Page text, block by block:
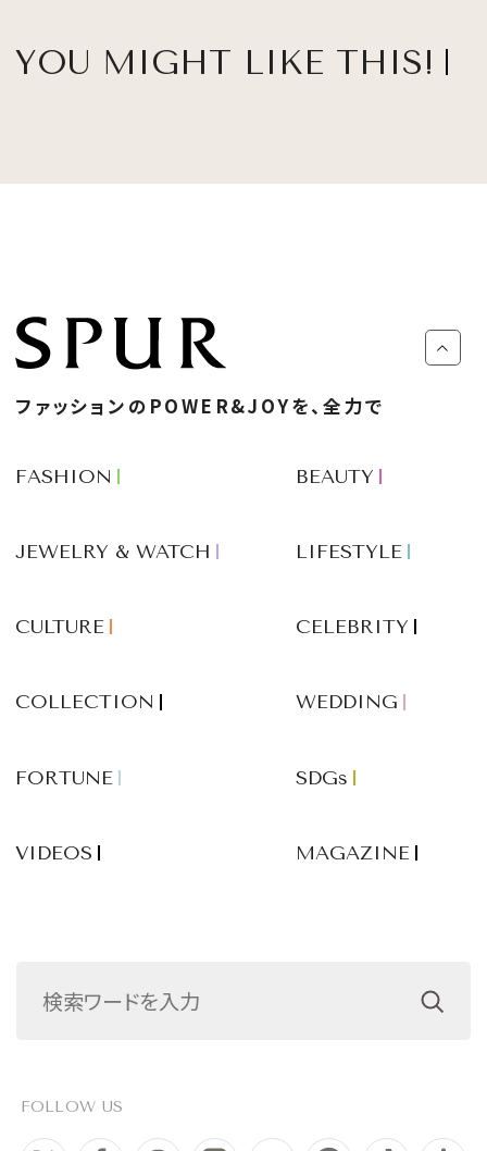
YOU MIGHT LIKE THIS!
ファッションのPOWER&JOYを、全力で
FASHION BEAUTY
JEWELRY & WATCH LIFESTYLE
CULTURE CELEBRITY
COLLECTION WEDDING
FORTUNE SDGs
VIDEOS MAGAZINE
FOLLOW US